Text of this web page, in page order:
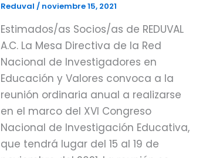
Reduval / noviembre 15, 2021
Estimados/as Socios/as de REDUVAL
A.C. La Mesa Directiva de la Red
Nacional de Investigadores en
Educación y Valores convoca a la
reunión ordinaria anual a realizarse
en el marco del XVI Congreso
Nacional de Investigación Educativa,
que tendrá lugar del 15 al 19 de